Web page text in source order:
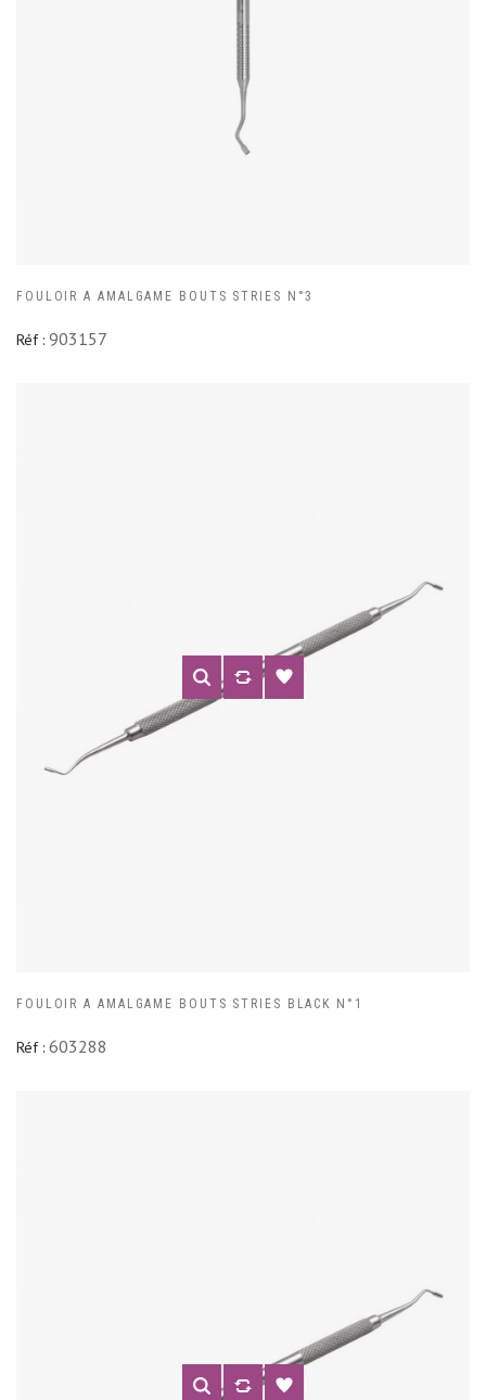
FOULOIR A AMALGAME BOUTS STRIES N°3
Réf : 903157
FOULOIR A AMALGAME BOUTS STRIES BLACK N°1
Réf : 603288